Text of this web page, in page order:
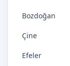
Bozdoğan
Çine
Efeler